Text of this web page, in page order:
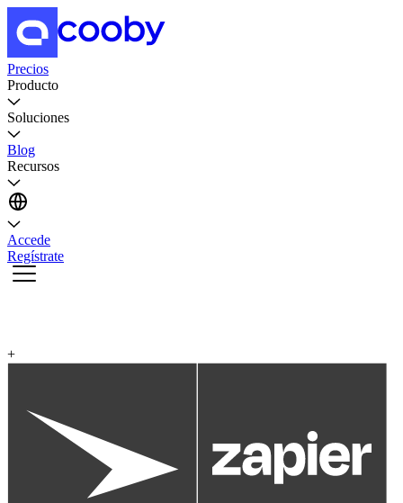
Precios
Producto
Soluciones
Blog
Recursos
Accede
Regístrate
+